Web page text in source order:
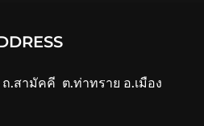
.สามัคคี ต.ท่าทราย อ.เมือง